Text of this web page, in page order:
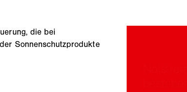
die bei
Sonnenschutzprodukte